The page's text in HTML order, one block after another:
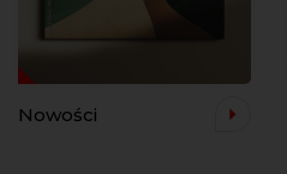
Nowości